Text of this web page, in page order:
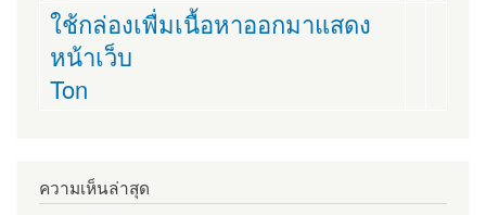
ใช้กล่องเพื่มเนื้อหาออกมาแสดง
หน้าเว็บ
Ton
ความเห็นล่าสุด